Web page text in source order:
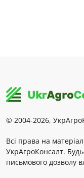
© 2004-2026,
Всі права на
УкрАгроКонсалт.
письмового дозволу